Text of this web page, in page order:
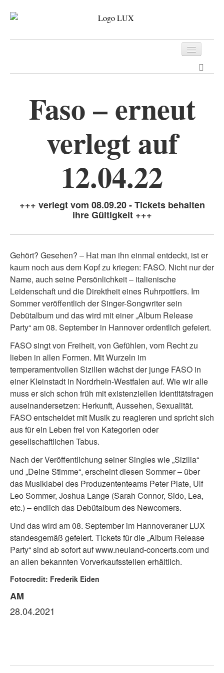
Archiv
Faso – erneut
verlegt auf
12.04.22
+++ verlegt vom 08.09.20 - Tickets behalten
ihre Gültigkeit +++
Gehört? Gesehen? – Hat man ihn einmal entdeckt, ist er
kaum noch aus dem Kopf zu kriegen: FASO. Nicht nur der
Name, auch seine Persönlichkeit – italienische
Leidenschaft und die Direktheit eines Ruhrpottlers. Im
Sommer veröffentlich der Singer-Songwriter sein
Debütalbum und das wird mit einer „Album Release
Party“ am 08. September in Hannover ordentlich gefeiert.
FASO singt von Freiheit, von Gefühlen, vom Recht zu
lieben in allen Formen. Mit Wurzeln im
temperamentvollen Sizilien wächst der junge FASO in
einer Kleinstadt in Nordrhein-Westfalen auf. Wie wir alle
muss er sich schon früh mit existenziellen Identitätsfragen
auseinandersetzen: Herkunft, Aussehen, Sexualität.
FASO entscheidet mit Musik zu reagieren und spricht sich
aus für ein Leben frei von Kategorien oder
gesellschaftlichen Tabus.
Nach der Veröffentlichung seiner Singles wie „Sizilia“
und „Deine Stimme“, erscheint diesen Sommer – über
das Musiklabel des Produzententeams Peter Plate, Ulf
Leo Sommer, Joshua Lange (Sarah Connor, Sido, Lea,
etc.) – endlich das Debütalbum des Newcomers.
Und das wird am 08. September im Hannoveraner LUX
standesgemäß gefeiert. Tickets für die „Album Release
Party“ sind ab sofort auf www.neuland-concerts.com und
an allen bekannten Vorverkaufsstellen erhältlich.
Fotocredit: Frederik Eiden
AM
28.04.2021